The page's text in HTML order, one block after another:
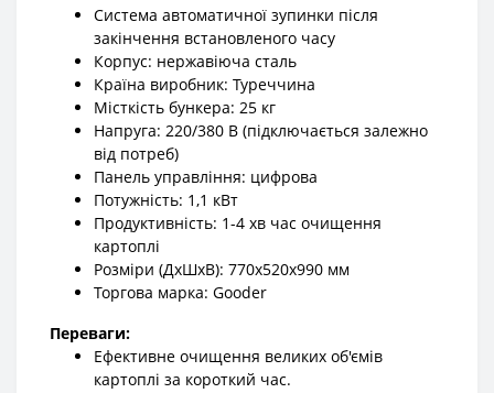
Система автоматичної зупинки після
закінчення встановленого часу
Корпус: нержавіюча сталь
Країна виробник: Туреччина
Місткість бункера: 25 кг
Напруга: 220/380 В (підключається залежно
від потреб)
Панель управління: цифрова
Потужність: 1,1 кВт
Продуктивність: 1-4 хв час очищення
картоплі
Розміри (ДхШхВ): 770х520х990 мм
Торгова марка: Gooder
Переваги:
Ефективне очищення великих об'ємів
картоплі за короткий час.